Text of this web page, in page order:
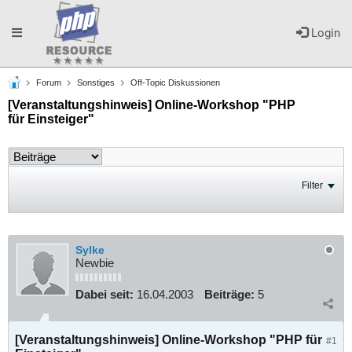
Login
Toggle
navigation
Forum Sonstiges Off-Topic Diskussionen
[Veranstaltungshinweis] Online-Workshop "PHP
für Einsteiger"
Filter
Sylke
Newbie
Dabei seit: 16.04.2003 Beiträge: 5
#1
[Veranstaltungshinweis] Online-Workshop "PHP für